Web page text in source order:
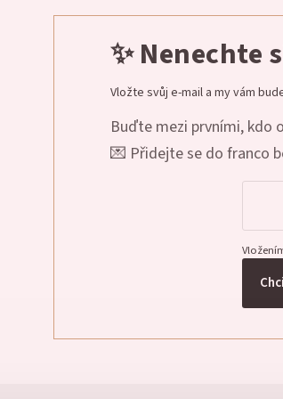
✨ Nenechte
Vložte svůj e-mail a my vám
Buďte mezi prvními, kdo
💌 Přidejte se do franco